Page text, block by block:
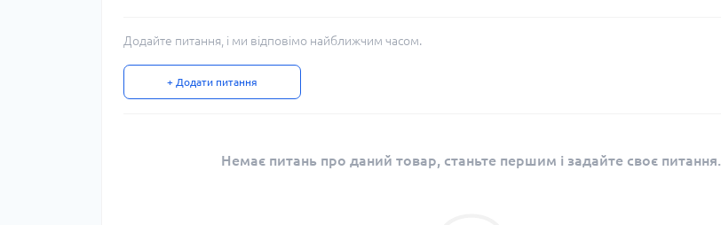
Додайте питання, і ми відповімо найближчим часом.
+ Додати питання
Немає питань про даний товар, станьте першим і задайте своє питання.